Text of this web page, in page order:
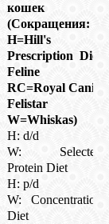
кошек
(Сокращения:
H=Hill's
Prescription Diet
Feline
RC=Royal Canin
Felistar
W=Whiskas)
H: d/d
W: Selected
Protein Diet
H: p/d
W: Concentration
Diet